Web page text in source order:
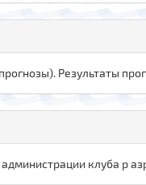
Результаты
клуба р